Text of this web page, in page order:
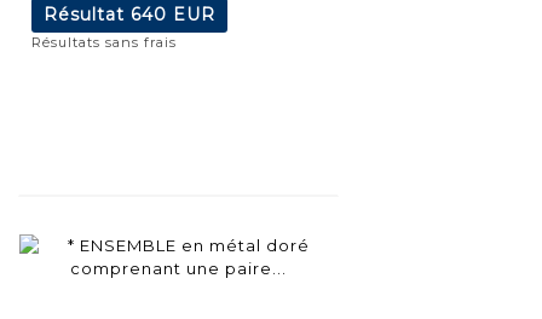
Résultat 640 EUR
Résultats sans frais